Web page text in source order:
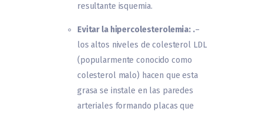
resultante isquemia.
Evitar la hipercolesterolemia: .–
los altos niveles de colesterol LDL
(popularmente conocido como
colesterol malo) hacen que esta
grasa se instale en las paredes
arteriales formando placas que